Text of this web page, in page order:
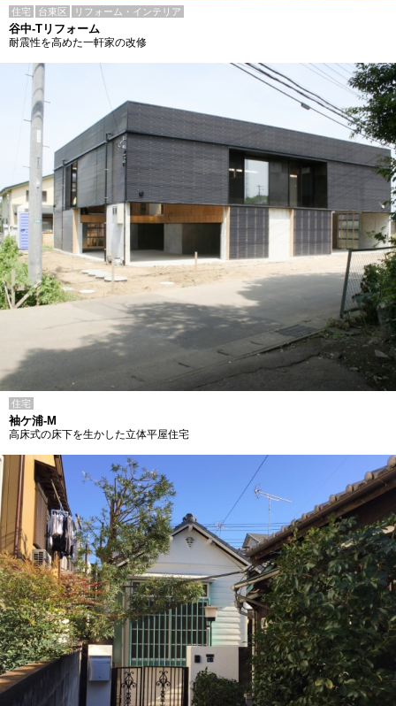
住宅 台東区 リフォーム・インテリア
谷中-Tリフォーム
耐震性を高めた一軒家の改修
住宅
袖ケ浦-M
高床式の床下を生かした立体平屋住宅